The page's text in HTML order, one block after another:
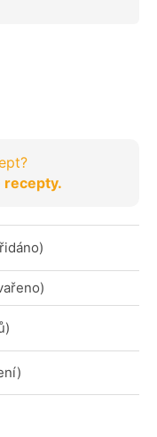
recepty.